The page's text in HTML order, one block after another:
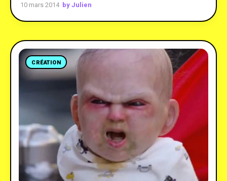
10 mars 2014 by Julien
CRÉATION